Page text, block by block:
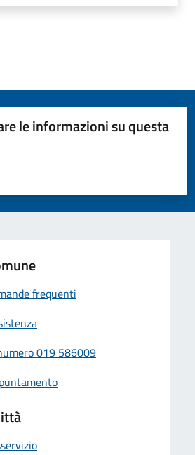
le informazioni su questa
5 stelle su 5
su 5
su 5
frequenti
019 586009